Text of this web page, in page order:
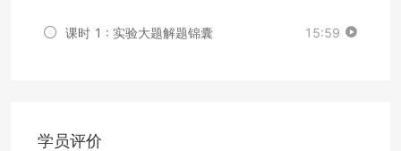
课时 1 : 实验大题解题锦囊 15:59
学员评价